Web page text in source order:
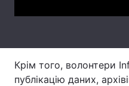
Крім того, волонтери
публікацію даних,